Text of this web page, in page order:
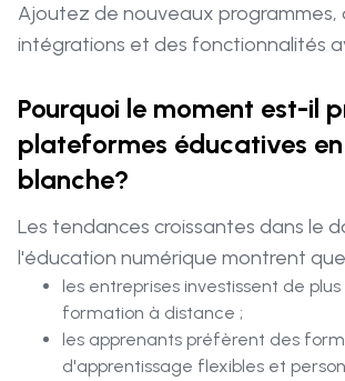
Ajoutez de nouveaux programmes,
intégrations et des fonctionnalités
Pourquoi le moment est-il
plateformes éducatives
blanche?
Les tendances croissantes dans le
l'éducation numérique montrent
les entreprises investissent de plus
formation à distance ;
les apprenants préfèrent des
d'apprentissage flexibles et